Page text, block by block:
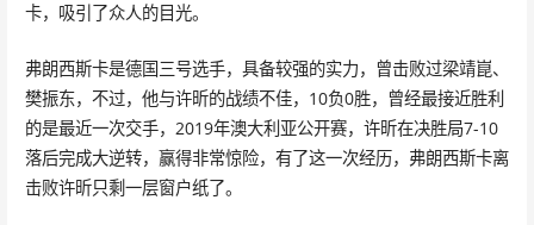
卡，吸引了众人的目光。
弗朗西斯卡是德国三号选手，具备较强的实力，曾击败过梁靖崑、
樊振东，不过，他与许昕的战绩不佳，10负0胜，曾经最接近胜利
的是最近一次交手，2019年澳大利亚公开赛，许昕在决胜局7-10
落后完成大逆转，赢得非常惊险，有了这一次经历，弗朗西斯卡离
击败许昕只剩一层窗户纸了。